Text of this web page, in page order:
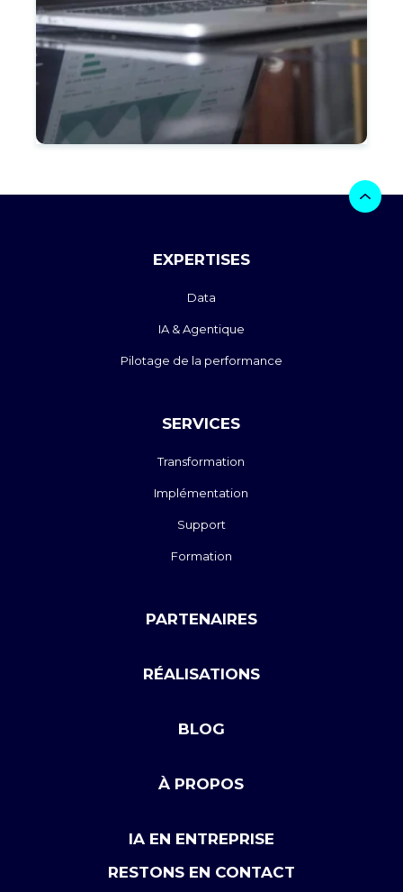
EXPERTISES
Data
IA & Agentique
Pilotage de la performance
SERVICES
Transformation
Implémentation
Support
Formation
PARTENAIRES
RÉALISATIONS
BLOG
À PROPOS
IA EN ENTREPRISE
RESTONS EN CONTACT